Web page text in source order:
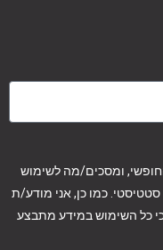
ומסכים/מה לשימוש
סטטיסטי. כמו כן, אני מודע/ת
כל השימוש במידע מתבצע